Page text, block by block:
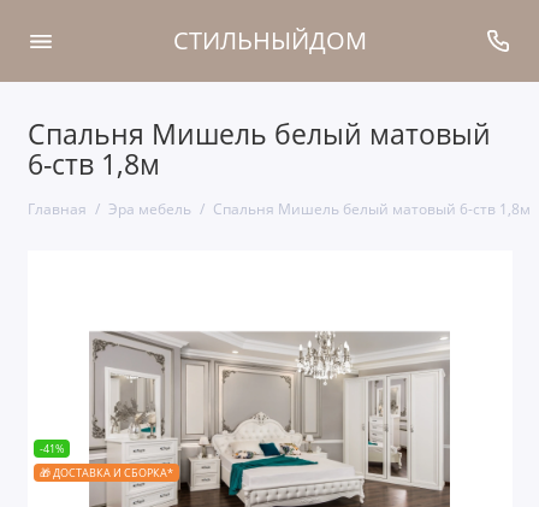
СТИЛЬНЫЙДОМ
Спальня Мишель белый матовый
6-ств 1,8м
Главная Эра мебель Спальня Мишель белый матовый 6-ств 1,8м
-41%
🎁 ДОСТАВКА И СБОРКА*